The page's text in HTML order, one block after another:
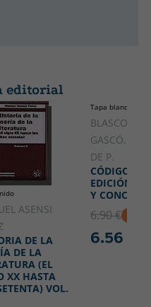
editorial
ASENSI
DE LA
DE LA
(EL
XX HASTA
VOL.
Tapa blanda o
BLASCO
DE P.
CÓDIGO
EDICIÓN
Y
6.90 €
6.56 €